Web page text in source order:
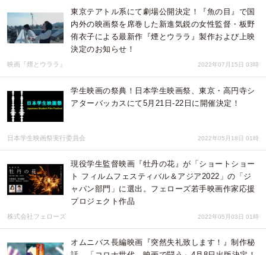
東京テアトル系にて劇場公開決定！『魚の目』で国
内外の映画祭を席巻した新進気鋭の女性監督・板野
侑衣子による最新作『煙とウララ』製作および上映
決定のお知らせ！
映画『煙とウララ』 2022年07月15日 03時
学生映画の祭典！日本学生映画祭、東京・高円寺シ
アターバッカスにて5月21日-22日に開催決定！
日本学生映画祭実行委員会 2022年05月18日 01時
現役学生監督映画『牡丹の花』が「ショートショー
ト フィルムフェスティバル＆アジア2022」の「ジ
ャパン部門」に選出。フェローズ若手映画作家応援
プロジェクト作品
株式会社フェローズ 2022年05月03日 01時
オムニバス長編映画『突然失礼致します！』制作秘